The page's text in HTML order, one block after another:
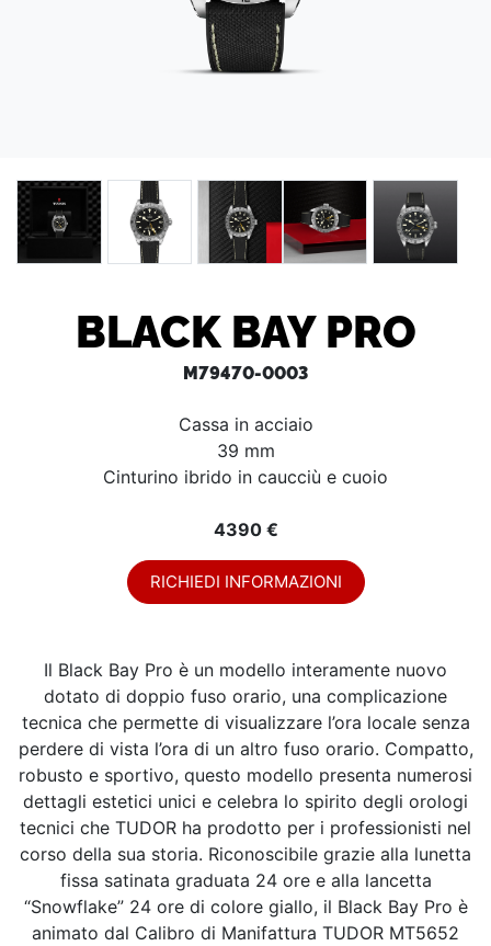
BLACK BAY PRO
M79470-0003
Cassa in acciaio
39 mm
Cinturino ibrido in caucciù e cuoio
4390 €
RICHIEDI INFORMAZIONI
Il Black Bay Pro è un modello interamente nuovo
dotato di doppio fuso orario, una complicazione
tecnica che permette di visualizzare l’ora locale senza
perdere di vista l’ora di un altro fuso orario. Compatto,
robusto e sportivo, questo modello presenta numerosi
dettagli estetici unici e celebra lo spirito degli orologi
tecnici che TUDOR ha prodotto per i professionisti nel
corso della sua storia. Riconoscibile grazie alla lunetta
fissa satinata graduata 24 ore e alla lancetta
“Snowflake” 24 ore di colore giallo, il Black Bay Pro è
animato dal Calibro di Manifattura TUDOR MT5652